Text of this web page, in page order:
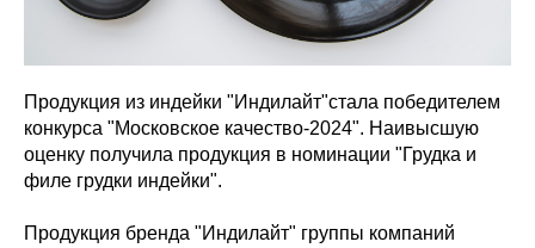
Продукция из индейки "Индилайт"стала победителем
конкурса "Московское качество-2024". Наивысшую
оценку получила продукция в номинации "Грудка и
филе грудки индейки".
Продукция бренда "Индилайт" группы компаний